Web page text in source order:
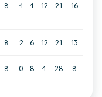
8 4 4 12 21 16
8 2 6 12 21 13
8 0 8 4 28 8